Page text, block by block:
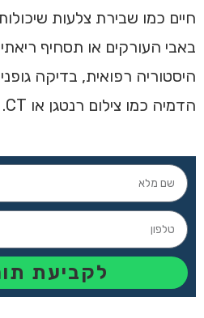
חיים כמו שבירת צלעות
באבי העורקים או תסחיף
היסטוריה רפואית, בדיקה
הדמיה כמו צילום רנטגן או CT.
לקביעת